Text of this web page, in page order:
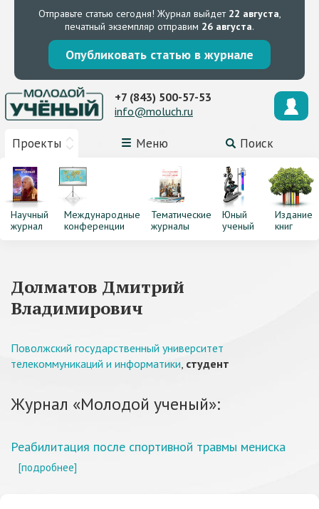
Отправьте статью сегодня! Журнал выйдет 22 августа,
печатный экземпляр отправим 26 августа.
Опубликовать статью в журнале
Проекты Меню Поиск
+7 (843) 500-57-53
info@moluch.ru
Научный
журнал
Международные
конференции
Тематические
журналы
Юный
ученый
Издание
книг
Долматов Дмитрий
Владимирович
Поволжский государственный университет
телекоммуникаций и информатики, студент
Журнал «Молодой ученый»:
Реабилитация после спортивной травмы мениска
[подробнее]